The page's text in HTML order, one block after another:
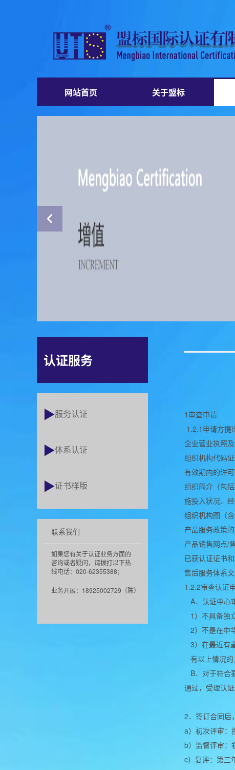
网站首页 关于盟标
认证服务
服务认证
体系认证
证书样版
联系我们
如果您有关于认证业务方面的
咨询或者疑问，请拨打以下热
线电话：020-62355388；
业务开展：18925002729（陈）
1审查申请
1.2.1申请方提
企业营业执照
组织机构代码证
有效期内的许
组织简介（包
施投入状况、
组织机构图（
产品服务政策的
产品销售网点/
已获认证证书
售后服务体系文
1.2.2审查认证申
A．认证中心
1）不具备独
2）不是在中
3）在最近有
有以上情况的
B．对于符合
通过，受理认
2．签订合同后
a）初次评审：
b）监督评审：
c）复评：第三